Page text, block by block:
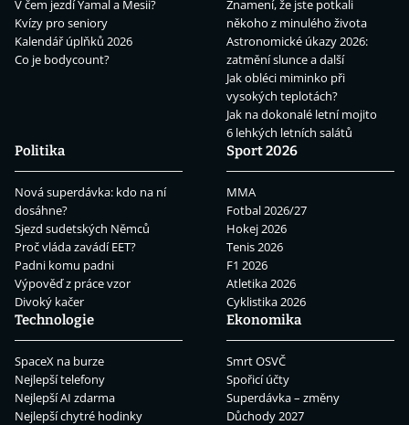
V čem jezdí Yamal a Mesii?
Kvízy pro seniory
Kalendář úplňků 2026
Co je bodycount?
Znamení, že jste potkali
někoho z minulého života
Astronomické úkazy 2026:
zatmění slunce a další
Jak obléci miminko při
vysokých teplotách?
Jak na dokonalé letní mojito
6 lehkých letních salátů
Politika
Nová superdávka: kdo na ní
dosáhne?
Sjezd sudetských Němců
Proč vláda zavádí EET?
Padni komu padni
Výpověď z práce vzor
Divoký kačer
Sport 2026
MMA
Fotbal 2026/27
Hokej 2026
Tenis 2026
F1 2026
Atletika 2026
Cyklistika 2026
Technologie
SpaceX na burze
Nejlepší telefony
Nejlepší AI zdarma
Nejlepší chytré hodinky
Ekonomika
Smrt OSVČ
Spořicí účty
Superdávka – změny
Důchody 2027